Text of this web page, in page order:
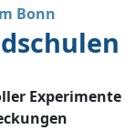
Experimente